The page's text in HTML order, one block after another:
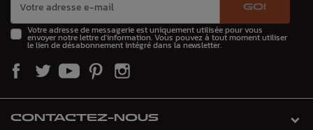
GO!
Votre adresse de messagerie est uniquement utilisée pour vous
envoyer notre lettre d'information. Vous pouvez à tout moment utiliser
le lien de désabonnement intégré dans la newsletter.
CONTACTEZ-NOUS